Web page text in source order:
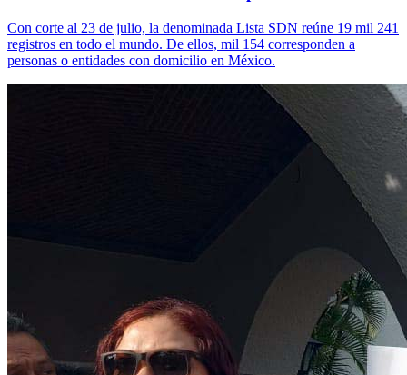
Con corte al 23 de julio, la denominada Lista SDN reúne 19 mil 241
registros en todo el mundo. De ellos, mil 154 corresponden a
personas o entidades con domicilio en México.